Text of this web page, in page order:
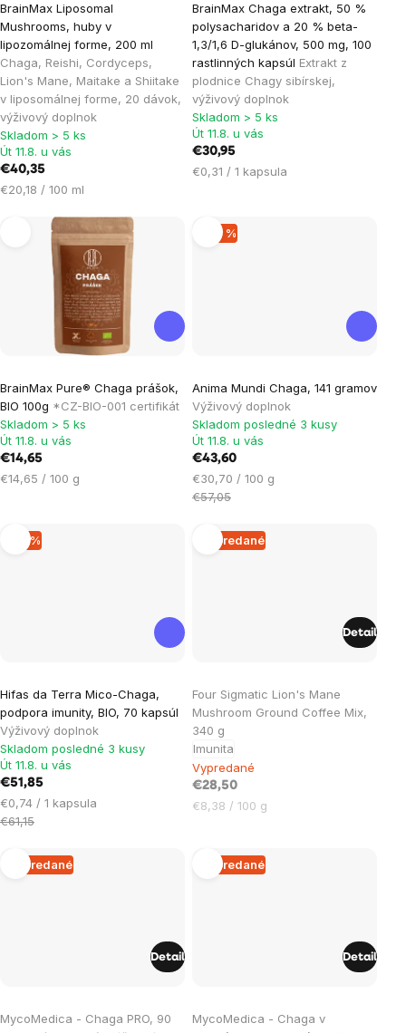
BrainMax Liposomal
Mushrooms, huby v
lipozomálnej forme, 200 ml
Chaga, Reishi, Cordyceps,
Lion's Mane, Maitake a Shiitake
v liposomálnej forme, 20 dávok,
výživový doplnok
hodnotenie
produktu
je
5,0
z
5
hviezdičiek.
Skladom > 5 ks
Út 11.8. u vás
€40,35
Jednotková
€20,18 / 100 ml
BrainMax Chaga extrakt, 50 %
polysacharidov a 20 % beta-
1,3/1,6 D-glukánov, 500 mg, 100
rastlinných kapsúl Extrakt z
plodnice Chagy sibírskej,
výživový doplnok
hodnotenie
produktu
je
5,0
z
5
hviezdičiek.
Skladom > 5 ks
Út 11.8. u vás
€30,95
Jednotková
€0,31 / 1 kapsula
BrainMax Pure® Chaga prášok,
BIO 100g *CZ-BIO-001 certifikát
hodnotenie
produktu
je
5,0
z
hviezdičiek.
Skladom > 5 ks
Út 11.8. u vás
€14,65
Jednotková
€14,65 / 100 g
–23 %
Anima Mundi Chaga, 141 gramov
Výživový doplnok
Skladom posledné 3 kusy
Út 11.8. u vás
€43,60
Jednotková
cena:
€30,70 / 100 g
€57,05
–15 %
Hifas da Terra Mico-Chaga,
podpora imunity, BIO, 70 kapsúl
Výživový doplnok
Skladom posledné 3 kusy
Út 11.8. u vás
€51,85
Jednotková
cena:
€0,74 / 1 kapsula
€61,15
Vypredané
Four Sigmatic Lion's Mane
Mushroom Ground Coffee Mix,
340 g
Imunita
Vypredané
€28,50
Jednotková
€8,38 / 100 g
Detail
Vypredané
MycoMedica - Chaga PRO, 90
Detail
Vypredané
MycoMedica - Chaga v
Detail